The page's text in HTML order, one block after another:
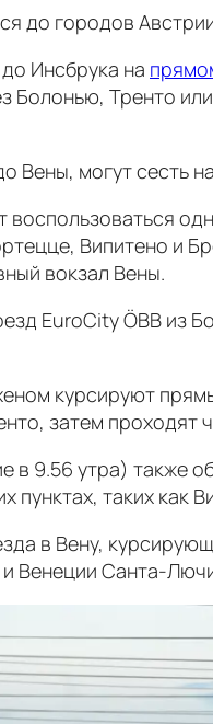
до городов
Инсбрука на
Болонью, Тренто
Вены, могут сесть
воспользоваться
Випитено и
вокзал Вены.
EuroCity ÖBB из
курсируют
затем проходят
в 9.56 утра) также
пунктах, таких как
в Вену,
Венеции Санта-